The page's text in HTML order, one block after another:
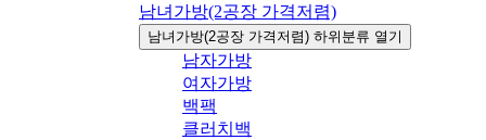
남녀가방(2공장 가격저렴)
남녀가방(2공장 가격저렴) 하위분류 열기
남자가방
여자가방
백팩
클러치백